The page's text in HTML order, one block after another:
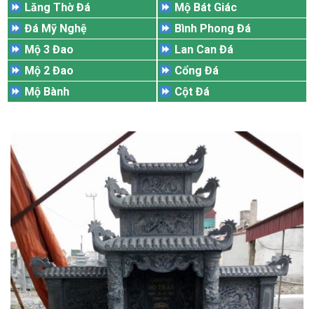
Lăng Thờ Đá
Đá Mỹ Nghệ
Mộ 3 Đao
Mộ 2 Đao
Mộ Bành
Mộ Bát Giác
Bình Phong Đá
Lan Can Đá
Cổng Đá
Cột Đá